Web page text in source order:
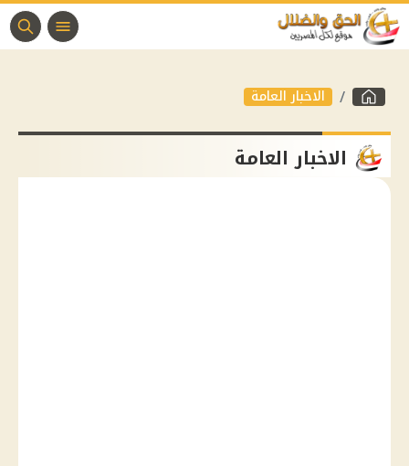
الاخبار العامة
الاخبار العامة